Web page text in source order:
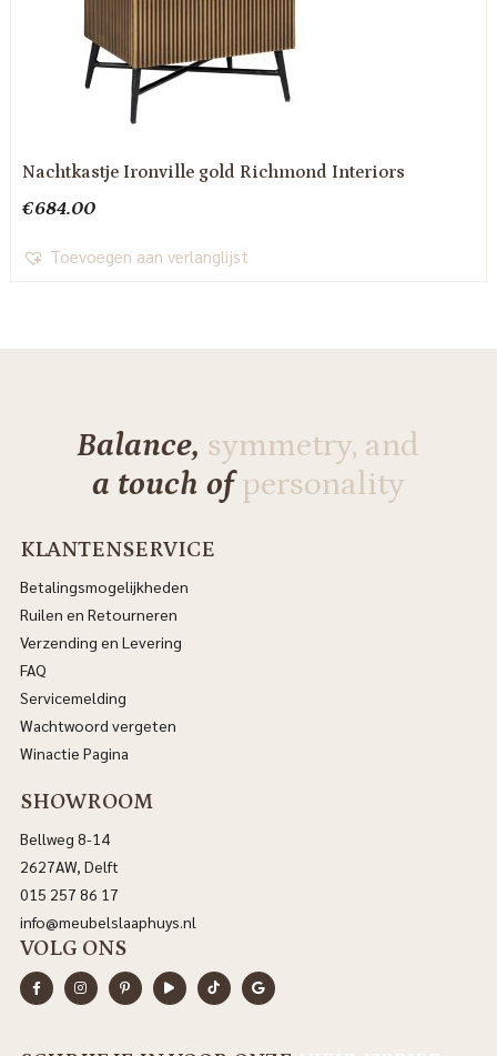
Nachtkastje Ironville gold Richmond Interiors
€684.00
Toevoegen aan verlanglijst
Balance, symmetry, and
a touch ofpersonality
KLANTENSERVICE
Betalingsmogelijkheden
Ruilen en Retourneren
Verzending en Levering
FAQ
Servicemelding
Wachtwoord vergeten
Winactie Pagina
SHOWROOM
Bellweg 8-14
2627AW, Delft
015 257 86 17
info@meubelslaaphuys.nl
VOLG ONS